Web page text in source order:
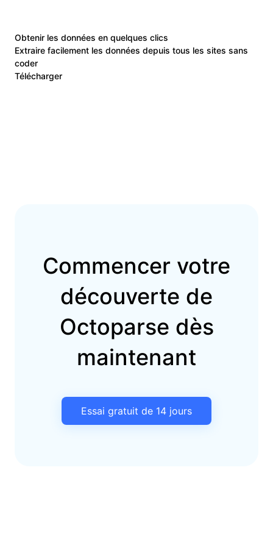
Obtenir les données en quelques clics
Extraire facilement les données depuis tous les sites sans
coder
Télécharger
Commencer votre
découverte de
Octoparse dès
maintenant
Essai gratuit de 14 jours